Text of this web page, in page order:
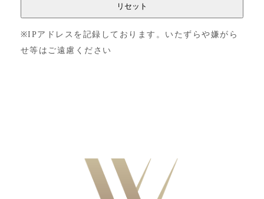
※IPアドレスを記録しております。いたずらや嫌がら
せ等はご遠慮ください